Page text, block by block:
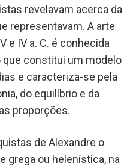
revelavam acerca da
representavam. A arte
e IV a. C. é conhecida
constitui um modelo
e caracteriza-se pela
do equilíbrio e da
proporções.
de Alexandre o
grega ou helenística, na